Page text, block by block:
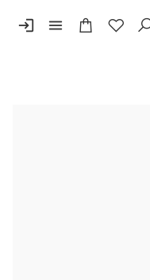
menu
login